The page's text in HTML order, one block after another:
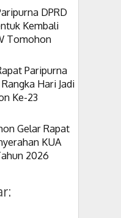
DPRD
Kembali
Tomohon
Paripurna
Hari Jadi
Ke-23
Gelar Rapat
KUA
2026